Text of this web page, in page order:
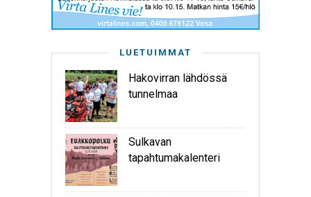
LUETUIMMAT
Hakovirran lähdössä
tunnelmaa
Sulkavan
tapahtumakalenteri